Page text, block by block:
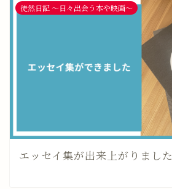
徒然日記 〜日々出会う本や映画〜
エッセイ集が出来上がりました